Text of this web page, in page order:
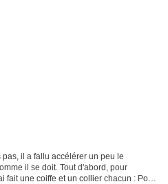
il a fallu accélérer un peu le
il se doit. Tout d'abord, pour
une coiffe et un collier chacun : Pour